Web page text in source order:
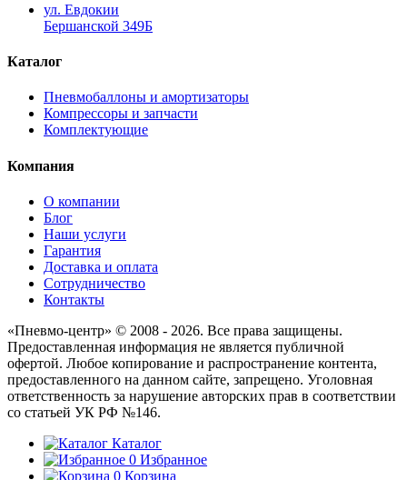
ул. Евдокии
Бершанской 349Б
Каталог
Пневмобаллоны и амортизаторы
Компрессоры и запчасти
Комплектующие
Компания
О компании
Блог
Наши услуги
Гарантия
Доставка и оплата
Сотрудничество
Контакты
«Пневмо-центр» © 2008 - 2026. Все права защищены.
Предоставленная информация не является публичной
офертой. Любое копирование и распространение контента,
предоставленного на данном сайте, запрещено. Уголовная
ответственность за нарушение авторских прав в соответствии
со статьей УК РФ №146.
Каталог
0 Избранное
0 Корзина